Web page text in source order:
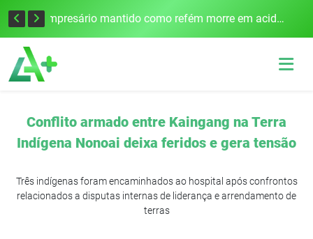
Edital para construção de ponte entre Itapiranga e Barra do Guarita deve ser lançado no segundo semestre Empresário mantido como refém morre em acidente após assalto em Cerro Largo
Conflito armado entre Kaingang na Terra
Indígena Nonoai deixa feridos e gera tensão
Três indígenas foram encaminhados ao hospital após confrontos
relacionados a disputas internas de liderança e arrendamento de
terras